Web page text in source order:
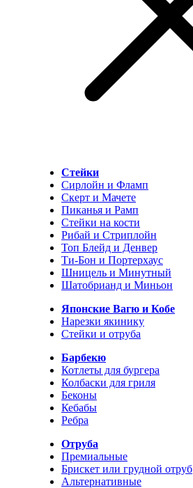
Стейки
Сирлойн и Фламп
Скерт и Мачете
Пиканья и Рамп
Стейки на кости
Рибай и Стриплойн
Топ Блейд и Денвер
Ти-Бон и Портерхаус
Шницель и Минутный
Шатобрианд и Миньон
Японские Вагю и Кобе
Нарезки якинику
Стейки и отруба
Барбекю
Котлеты для бургера
Колбаски для гриля
Беконы
Кебабы
Ребра
Отруба
Премиальные
Брискет или грудной отруб
Альтернативные